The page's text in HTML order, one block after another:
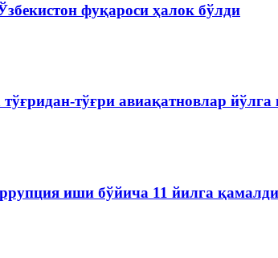
фуқароси ҳалок бўлди
тўғри авиақатновлар йўлга
иши бўйича 11 йилга қамалди